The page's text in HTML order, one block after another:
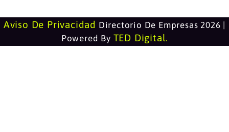
Aviso De Privacidad Directorio De Empresas 2026 |
Powered By TED Digital.